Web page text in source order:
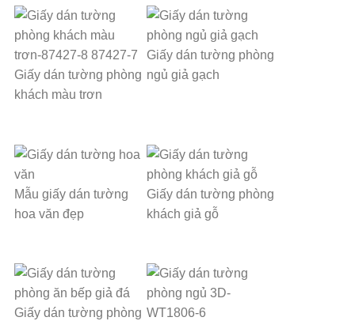
Giấy dán tường phòng
khách màu trơn
Giấy dán tường phòng
ngủ giả gạch
Mẫu giấy dán tường
hoa văn đẹp
Giấy dán tường phòng
khách giả gỗ
Giấy dán tường phòng